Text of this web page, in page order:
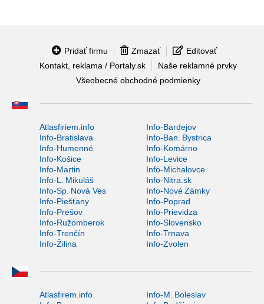
Pridať firmu Zmazať
Editovať
Kontakt, reklama / Portaly.sk
Naše reklamné prvky
Všeobecné obchodné podmienky
Atlasfiriem.info
Info-Bardejov
Info-Bratislava
Info-Ban. Bystrica
Info-Humenné
Info-Komárno
Info-Košice
Info-Levice
Info-Martin
Info-Michalovce
Info-L. Mikuláš
Info-Nitra.sk
Info-Sp. Nová Ves
Info-Nové Zámky
Info-Piešťany
Info-Poprad
Info-Prešov
Info-Prievidza
Info-Ružomberok
Info-Slovensko
Info-Trenčín
Info-Trnava
Info-Žilina
Info-Zvolen
Atlasfirem.info
Info-M. Boleslav